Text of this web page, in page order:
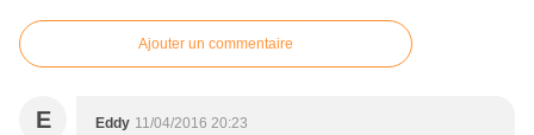
Ajouter un commentaire
E Eddy 11/04/2016 20:23